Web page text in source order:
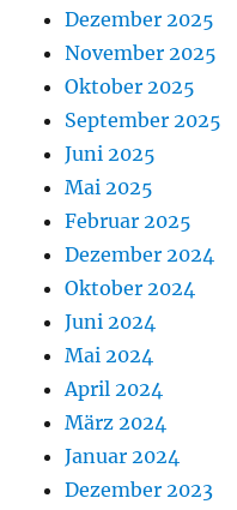
Dezember 2025
November 2025
Oktober 2025
September 2025
Juni 2025
Mai 2025
Februar 2025
Dezember 2024
Oktober 2024
Juni 2024
Mai 2024
April 2024
März 2024
Januar 2024
Dezember 2023